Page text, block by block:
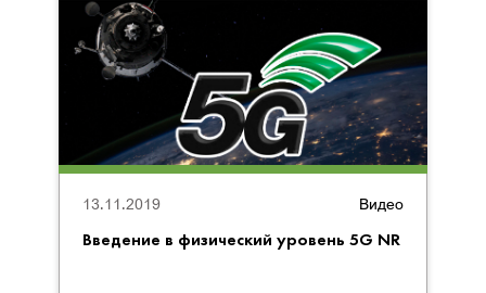
Видео
Введение в физический уровень 5G NR
13.11.2019